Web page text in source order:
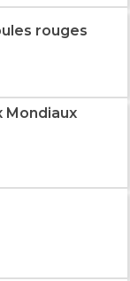
rouges
Mondiaux